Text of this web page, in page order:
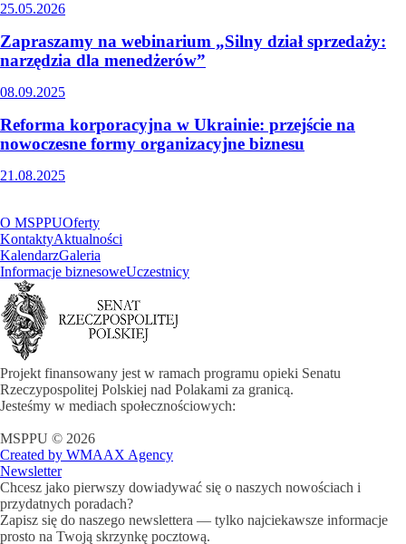
25.05.2026
Zapraszamy na webinarium „Silny dział sprzedaży:
narzędzia dla menedżerów”
08.09.2025
Reforma korporacyjna w Ukrainie: przejście na
nowoczesne formy organizacyjne biznesu
21.08.2025
O MSPPUOferty
KontaktyAktualności
KalendarzGaleria
Informacje biznesoweUczestnicy
Projekt finansowany jest w ramach programu opieki Senatu
Rzeczypospolitej Polskiej nad Polakami za granicą.
Jesteśmy w mediach społecznościowych:
MSPPU © 2026
Created by WMAAX Agency
Newsletter
Chcesz jako pierwszy dowiadywać się o naszych nowościach i
przydatnych poradach?
Zapisz się do naszego newslettera — tylko najciekawsze informacje
prosto na Twoją skrzynkę pocztową.